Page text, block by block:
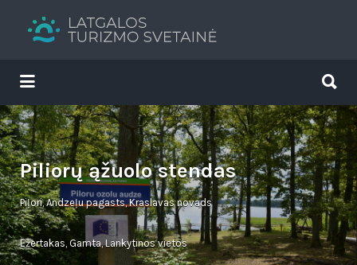
Tavs brīvdienu ceļvedis
Search
for:
for:
Piliorų ąžuolo stendas
Piļori, Andzeļu pagasts, Kraslavas novads
Ežertakas, Gamta,Lankytinos vietos